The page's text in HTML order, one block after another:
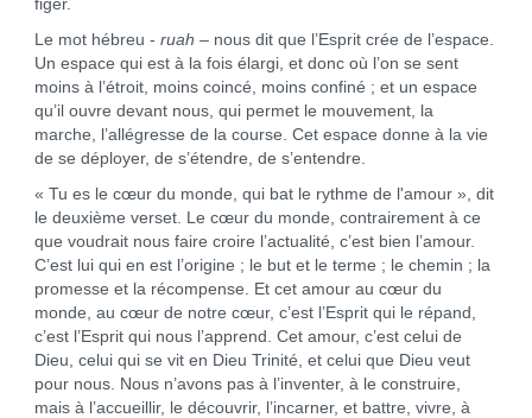
figer.
Le mot hébreu - ruah – nous dit que l’Esprit crée de l’espace.
Un espace qui est à la fois élargi, et donc où l’on se sent
moins à l’étroit, moins coincé, moins confiné ; et un espace
qu’il ouvre devant nous, qui permet le mouvement, la
marche, l’allégresse de la course. Cet espace donne à la vie
de se déployer, de s’étendre, de s’entendre.
« Tu es le cœur du monde, qui bat le rythme de l'amour », dit
le deuxième verset. Le cœur du monde, contrairement à ce
que voudrait nous faire croire l’actualité, c’est bien l’amour.
C’est lui qui en est l’origine ; le but et le terme ; le chemin ; la
promesse et la récompense. Et cet amour au cœur du
monde, au cœur de notre cœur, c’est l’Esprit qui le répand,
c’est l’Esprit qui nous l’apprend. Cet amour, c’est celui de
Dieu, celui qui se vit en Dieu Trinité, et celui que Dieu veut
pour nous. Nous n’avons pas à l’inventer, à le construire,
mais à l’accueillir, le découvrir, l’incarner, et battre, vivre, à